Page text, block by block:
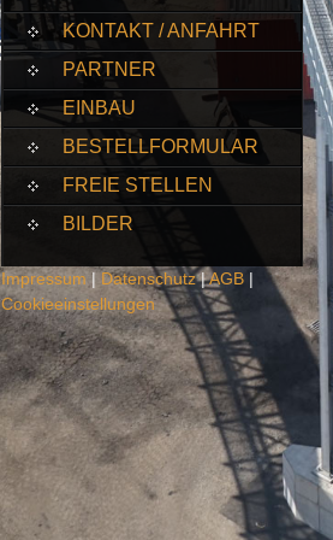
KONTAKT / ANFAHRT
PARTNER
EINBAU
BESTELLFORMULAR
FREIE STELLEN
BILDER
Impressum |Datenschutz|AGB |
Cookieeinstellungen